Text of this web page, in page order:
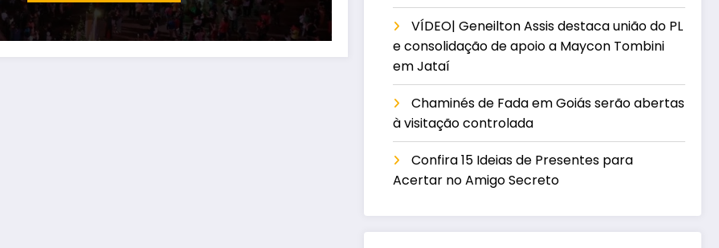
VÍDEO| Geneilton Assis destaca união do PL
e consolidação de apoio a Maycon Tombini
em Jataí
Chaminés de Fada em Goiás serão abertas
à visitação controlada
Confira 15 Ideias de Presentes para
Acertar no Amigo Secreto